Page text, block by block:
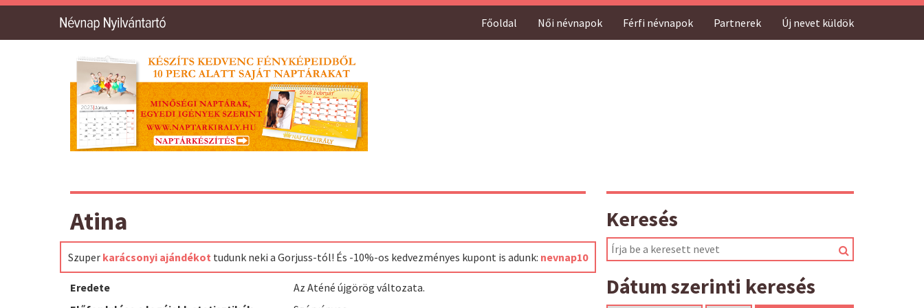
Főoldal Női névnapok Férfi névnapok Partnerek Új nevet küldök
Atina
Szuper karácsonyi ajándékot tudunk neki a Gorjuss-tól! És -10%-os kedvezményes kupont is adunk: nevnap10
Eredete
Az Aténé újgörög változata.
Keresés
Dátum szerinti keresés